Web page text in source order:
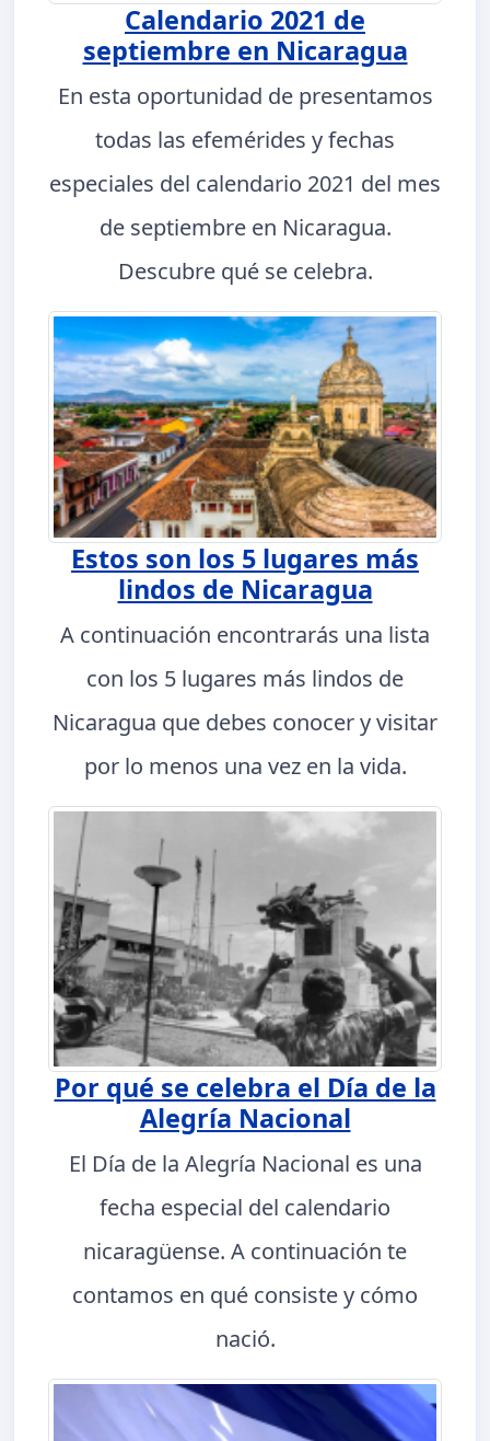
Calendario 2021 de
septiembre en Nicaragua
En esta oportunidad de presentamos
todas las efemérides y fechas
especiales del calendario 2021 del mes
de septiembre en Nicaragua.
Descubre qué se celebra.
Estos son los 5 lugares más
lindos de Nicaragua
A continuación encontrarás una lista
con los 5 lugares más lindos de
Nicaragua que debes conocer y visitar
por lo menos una vez en la vida.
Por qué se celebra el Día de la
Alegría Nacional
El Día de la Alegría Nacional es una
fecha especial del calendario
nicaragüense. A continuación te
contamos en qué consiste y cómo
nació.